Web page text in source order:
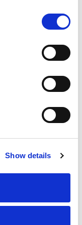
Show details